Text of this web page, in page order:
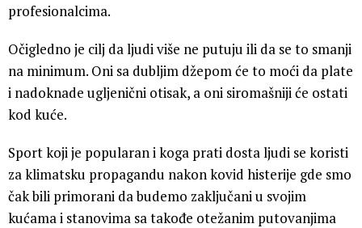
profesionalcima.
Očigledno je cilj da ljudi više ne putuju ili da se to smanji
na minimum. Oni sa dubljim džepom će to moći da plate
i nadoknade ugljenični otisak, a oni siromašniji će ostati
kod kuće.
Sport koji je popularan i koga prati dosta ljudi se koristi
za klimatsku propagandu nakon kovid histerije gde smo
čak bili primorani da budemo zaključani u svojim
kućama i stanovima sa takođe otežanim putovanjima